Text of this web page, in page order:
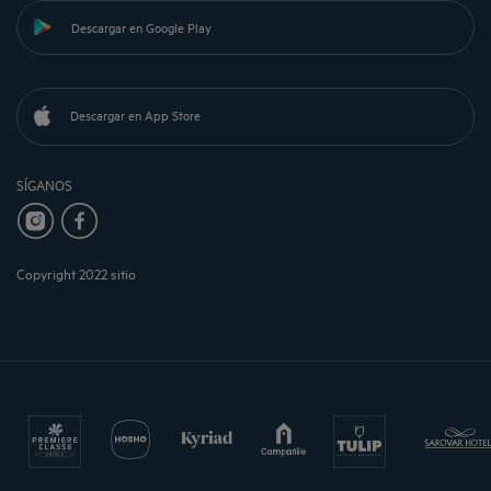
Descargar en Google Play
Descargar en App Store
SÍGANOS
Copyright 2022 sitio